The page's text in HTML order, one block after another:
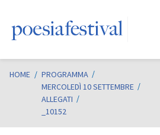
HOME / PROGRAMMA
MERCOLEDÌ 10 SETTEMBRE
ALLEGATI
_10152